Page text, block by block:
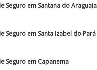
Seguro em Santana do Araguaia
Seguro em Santa Izabel do Pará
Seguro em Capanema